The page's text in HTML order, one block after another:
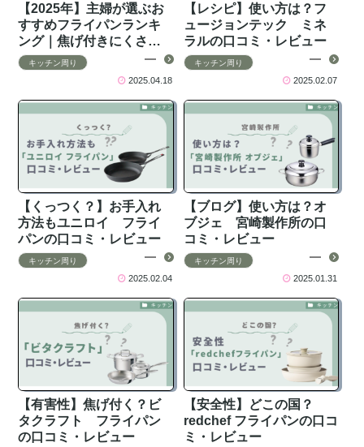
【2025年】主婦が選ぶお
すすめフライパンランキ
ング｜焦げ付きにくさ・
軽さ・おしゃれ重視で徹
底比較
キッチン周り
2025.04.18
【レシピ】使い方は？フ
ュージョンテック ミネ
ラルの口コミ・レビュー
キッチン周り
2025.02.07
【くっつく？】お手入れ
方法もユニロイ フライ
パンの口コミ・レビュー
キッチン周り
2025.02.04
【ブログ】使い方は？オ
ブジェ 宮崎製作所の口
コミ・レビュー
キッチン周り
2025.01.31
【有害性】焦げ付く？ビ
タクラフト フライパン
の口コミ・レビュー
【安全性】どこの国？
redchef フライパンの口コ
ミ・レビュー